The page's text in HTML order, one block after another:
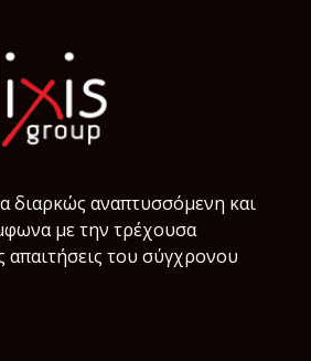
διαρκώς αναπτυσσόμενη και
µε την τρέχουσα
απαιτήσεις του σύγχρονου